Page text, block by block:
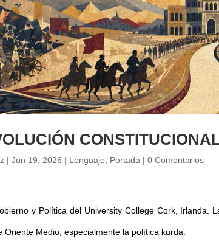
| Jun 19, 2026 | Lenguaje, Portada | 0 Comentarios
y Política del University College Cork, Irlanda.
Medio, especialmente la política kurda.